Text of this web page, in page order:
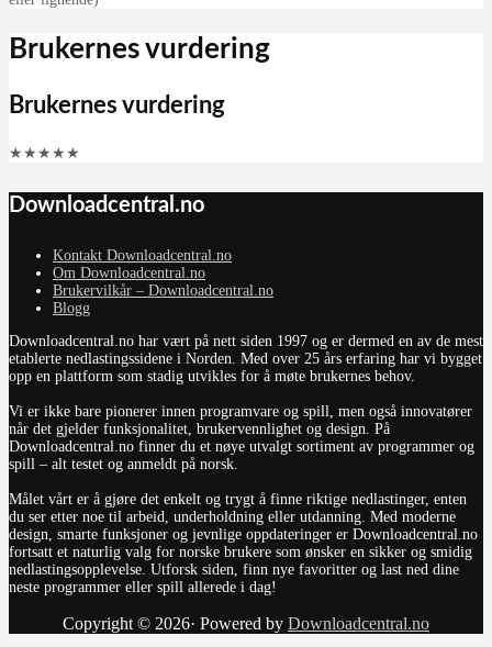
Brukernes vurdering
Brukernes vurdering
★ ★ ★ ★ ★
Downloadcentral.no
Kontakt Downloadcentral.no
Om Downloadcentral.no
Brukervilkår – Downloadcentral.no
Blogg
Downloadcentral.no har vært på nett siden 1997 og er dermed en av de mest
etablerte nedlastingssidene i Norden. Med over 25 års erfaring har vi bygget
opp en plattform som stadig utvikles for å møte brukernes behov.
Vi er ikke bare pionerer innen programvare og spill, men også innovatører
når det gjelder funksjonalitet, brukervennlighet og design. På
Downloadcentral.no finner du et nøye utvalgt sortiment av programmer og
spill – alt testet og anmeldt på norsk.
Målet vårt er å gjøre det enkelt og trygt å finne riktige nedlastinger, enten
du ser etter noe til arbeid, underholdning eller utdanning. Med moderne
design, smarte funksjoner og jevnlige oppdateringer er Downloadcentral.no
fortsatt et naturlig valg for norske brukere som ønsker en sikker og smidig
nedlastingsopplevelse. Utforsk siden, finn nye favoritter og last ned dine
neste programmer eller spill allerede i dag!
Copyright © 2026· Powered by Downloadcentral.no